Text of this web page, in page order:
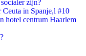
zijn?
Ceuta in Spanje,l #10
hotel centrum Haarlem